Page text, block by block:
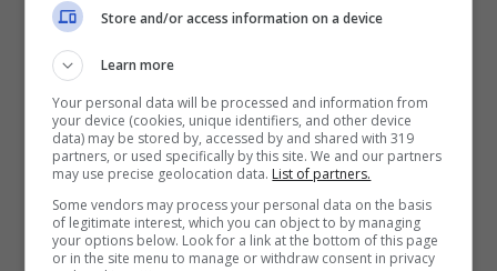
in forma di questo avvio di stagione. Tanto che
Malaga possa subire un gol piuttosto che
riuscire a segnarlo. A causa di un lieve
infortunio, infatti, potrebbe essere assente
Amrabat, che per quanto impreciso rimane
certamente il giocatore della rosa del Malaga
con più capacità di creare occasioni da gol. Tra
gli assenti sicuri invece ci sono Flavio Ferreira,
Ignacio Camacho e Roque Santa Cruz.
Store and/or access information on a device
Learn more
Your personal data will be processed and information from
your device (cookies, unique identifiers, and other device
data) may be stored by, accessed by and shared with 319
partners, or used specifically by this site. We and our partners
may use precise geolocation data. List of partners.
Some vendors may process your personal data on the basis
of legitimate interest, which you can object to by managing
your options below. Look for a link at the bottom of this page
or in the site menu to manage or withdraw consent in privacy